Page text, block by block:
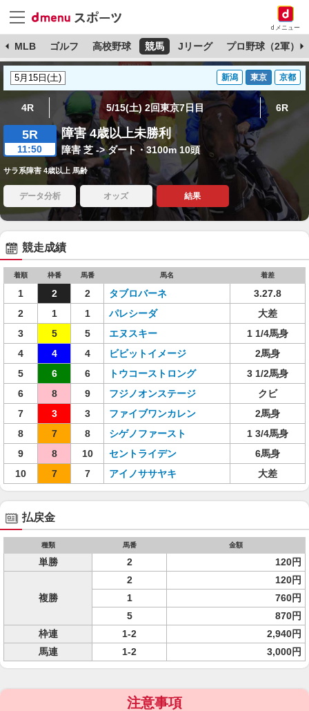
dメニュー
MLB ゴルフ 高校野球 競馬 Jリーグ プロ野球（2軍）
新潟 東京 京都
4R 5/15(土) 2回東京7日目 6R
5R
11:50
障害 4歳以上未勝利
障害 芝 -> ダート・3100m 10頭
サラ系障害 4歳以上 馬齢
データ分析 オッズ 結果
競走成績
着順 枠番 馬番 馬名 着差
1 2 2 タブロバーネ
3.27.8
2
1 1 パレシーダ
大差
3
5 5 エヌスキー
1 1/4馬身
4
4 4 ビビットイメージ
2馬身
5
6 6 トウコーストロング
3 1/2馬身
6
8 9 フジノオンステージ
クビ
7
3 3 ファイブワンカレン
2馬身
8
7 8 シゲノファースト
1 3/4馬身
9
8 10 セントライデン
6馬身
10
7 7 アイノササヤキ 大差
払戻金
種類 馬番 金額
単勝 2 120円
複勝
2
120円
1
760円
5
870円
枠連
1-2
2,940円
馬連
1-2 3,000円
注意事項